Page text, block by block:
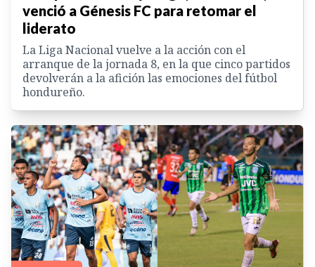
venció a Génesis FC para retomar el
liderato
La Liga Nacional vuelve a la acción con el
arranque de la jornada 8, en la que cinco partidos
devolverán a la afición las emociones del fútbol
hondureño.